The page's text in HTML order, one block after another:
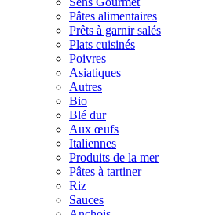
Pâtes alimentaires
Prêts à garnir salés
Plats cuisinés
Poivres
Asiatiques
Autres
Bio
Blé dur
Aux œufs
Italiennes
Produits de la mer
Pâtes à tartiner
Riz
Sauces